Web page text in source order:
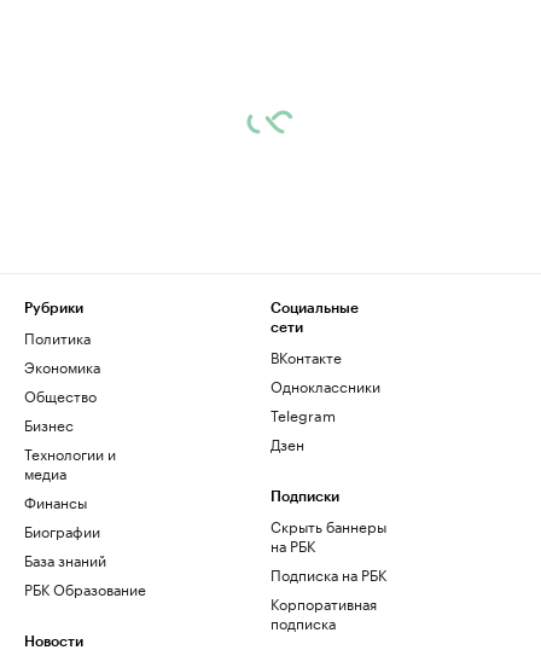
Рубрики
Политика
Экономика
Общество
Бизнес
Технологии и
медиа
Финансы
Биографии
База знаний
РБК Образование
Новости
Социальные
сети
ВКонтакте
Одноклассники
Telegram
Дзен
Подписки
Скрыть баннеры
на РБК
Подписка на РБК
Корпоративная
подписка